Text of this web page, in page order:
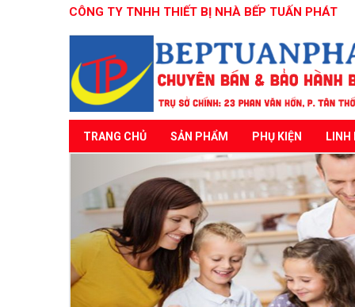
CÔNG TY TNHH THIẾT BỊ NHÀ BẾP TUẤN PHÁT
TRANG CHỦ SẢN PHẨM PHỤ KIỆN LINH
Previous